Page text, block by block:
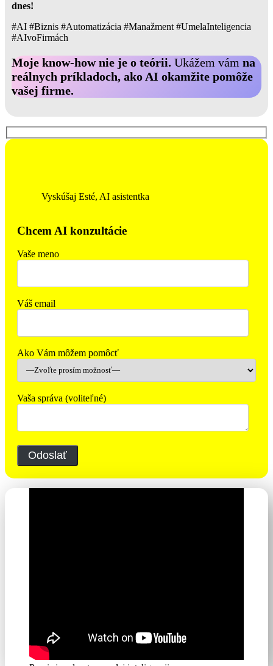
dnes!
#AI #Biznis #Automatizácia #Manažment #UmelaInteligencia
#AIvoFirmách
Moje know-how nie je o teórii. Ukážem vám na
reálnych príkladoch, ako AI okamžite pomôže
vašej firme.
Vyskúšaj Esté, AI asistentka
Chcem AI konzultácie
Vaše meno
Váš email
Ako Vám môžem pomôcť
Vaša správa (voliteľné)